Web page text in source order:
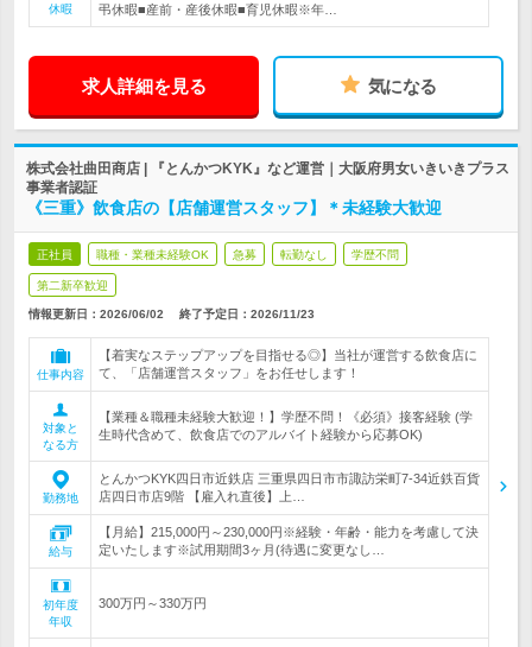
休暇
弔休暇■産前・産後休暇■育児休暇※年…
求人詳細を見る 気になる
株式会社曲田商店 | 『とんかつKYK』など運営｜大阪府男女いきいきプラス
事業者認証
《三重》飲食店の【店舗運営スタッフ】＊未経験大歓迎
正社員 職種・業種未経験OK 急募 転勤なし 学歴不問
第二新卒歓迎
情報更新日：2026/06/02 終了予定日： 2026/11/23
仕事内容
【着実なステップアップを目指せる◎】当社が運営する飲食店に
て、「店舗運営スタッフ」をお任せします！
対象と
なる方
【業種＆職種未経験大歓迎！】学歴不問！《必須》接客経験 (学
生時代含めて、飲食店でのアルバイト経験から応募OK)
勤務地
とんかつKYK四日市近鉄店 三重県四日市市諏訪栄町7-34近鉄百貨
店四日市店9階 【雇入れ直後】上…
給与
【月給】215,000円～230,000円※経験・年齢・能力を考慮して決
定いたします※試用期間3ヶ月(待遇に変更なし…
初年度
年収
300万円～330万円